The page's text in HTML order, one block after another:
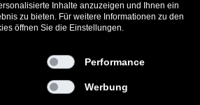
und Reputation!
beraten lassen
Inhalte anzuzeigen und Ihnen ein
zu bieten. Für weitere Informationen zu den
öffnen Sie die Einstellungen.
Performance
Werbung